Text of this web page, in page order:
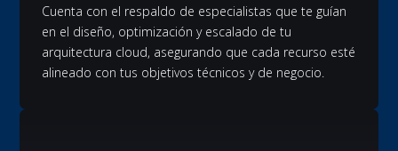
Cuenta con el respaldo de especialistas que te guían
en el diseño, optimización y escalado de tu
arquitectura cloud, asegurando que cada recurso esté
alineado con tus objetivos técnicos y de negocio.